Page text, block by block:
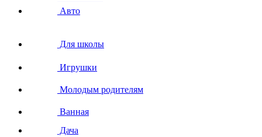
Авто
Для школы
Игрушки
Молодым родителям
Ванная
Дача